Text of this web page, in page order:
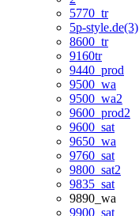
5770_tr
5p-style.de(3)
8600_tr
9160tr
9440_prod
9500_wa
9500_wa2
9600_prod2
9600_sat
9650_wa
9760_sat
9800_sat2
9835_sat
9890_wa
9900_sat